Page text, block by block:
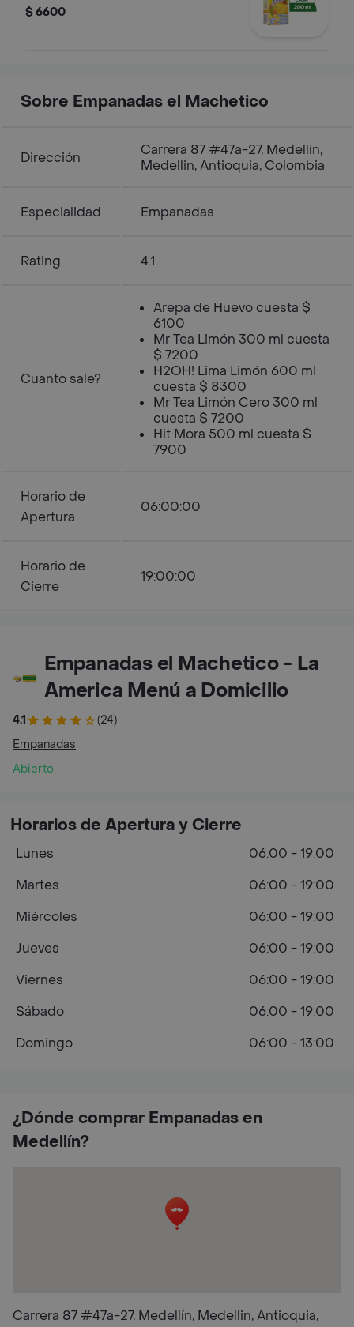
$ 6600
Sobre Empanadas el Machetico
Dirección
Carrera 87 #47a-27, Medellín,
Medellin, Antioquia, Colombia
Especialidad Empanadas
Rating 4.1
Cuanto sale?
Arepa de Huevo cuesta $
6100
Mr Tea Limón 300 ml cuesta
$ 7200
H2OH! Lima Limón 600 ml
cuesta $ 8300
Mr Tea Limón Cero 300 ml
cuesta $ 7200
Hit Mora 500 ml cuesta $
7900
Horario de
Apertura
06:00:00
Horario de
Cierre
19:00:00
Empanadas el Machetico - La
America Menú a Domicilio
4.1
(24)
Empanadas
Abierto
¿Dónde comprar Empanadas en
Medellín?
Carrera 87 #47a-27, Medellín, Medellin, Antioquia,
Horarios de Apertura y Cierre
Lunes
06:00 - 19:00
Martes
06:00 - 19:00
Miércoles
06:00 - 19:00
Jueves
06:00 - 19:00
Viernes
06:00 - 19:00
Sábado
06:00 - 19:00
Domingo
06:00 - 13:00